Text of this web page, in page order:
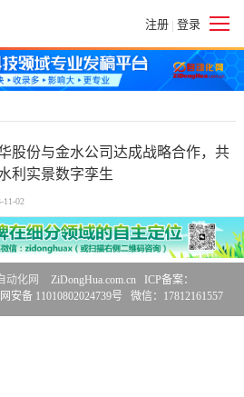
注册 | 登录
股份与金水公司达成战略合作，共
利实景数字孪生
11-02
动化网
ZiDongHua.com.cn ICP备案：
安备 11010802024739号 微信：17812161557